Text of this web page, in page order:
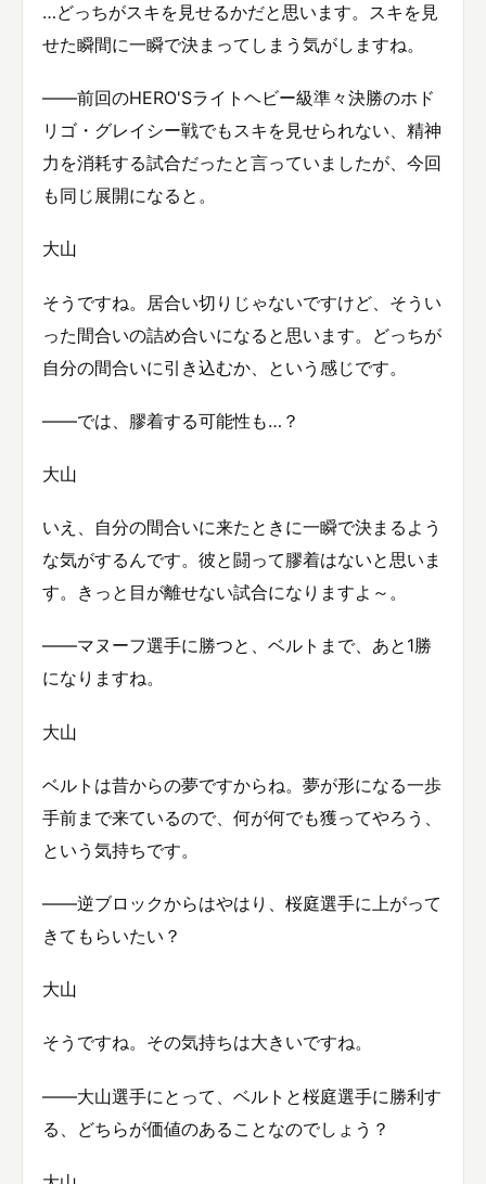
…どっちがスキを見せるかだと思います。スキを見
せた瞬間に一瞬で決まってしまう気がしますね。
――前回のHERO'Sライトヘビー級準々決勝のホド
リゴ・グレイシー戦でもスキを見せられない、精神
力を消耗する試合だったと言っていましたが、今回
も同じ展開になると。
大山
そうですね。居合い切りじゃないですけど、そうい
った間合いの詰め合いになると思います。どっちが
自分の間合いに引き込むか、という感じです。
――では、膠着する可能性も…？
大山
いえ、自分の間合いに来たときに一瞬で決まるよう
な気がするんです。彼と闘って膠着はないと思いま
す。きっと目が離せない試合になりますよ～。
――マヌーフ選手に勝つと、ベルトまで、あと1勝
になりますね。
大山
ベルトは昔からの夢ですからね。夢が形になる一歩
手前まで来ているので、何が何でも獲ってやろう、
という気持ちです。
――逆ブロックからはやはり、桜庭選手に上がって
きてもらいたい？
大山
そうですね。その気持ちは大きいですね。
――大山選手にとって、ベルトと桜庭選手に勝利す
る、どちらが価値のあることなのでしょう？